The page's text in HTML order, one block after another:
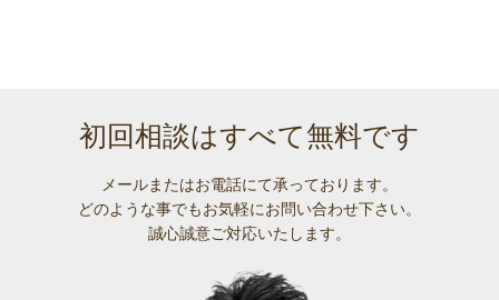
初回相談はすべて無料です
メールまたはお電話にて承っております。
どのような事でもお気軽にお問い合わせ下さい。
誠心誠意ご対応いたします。